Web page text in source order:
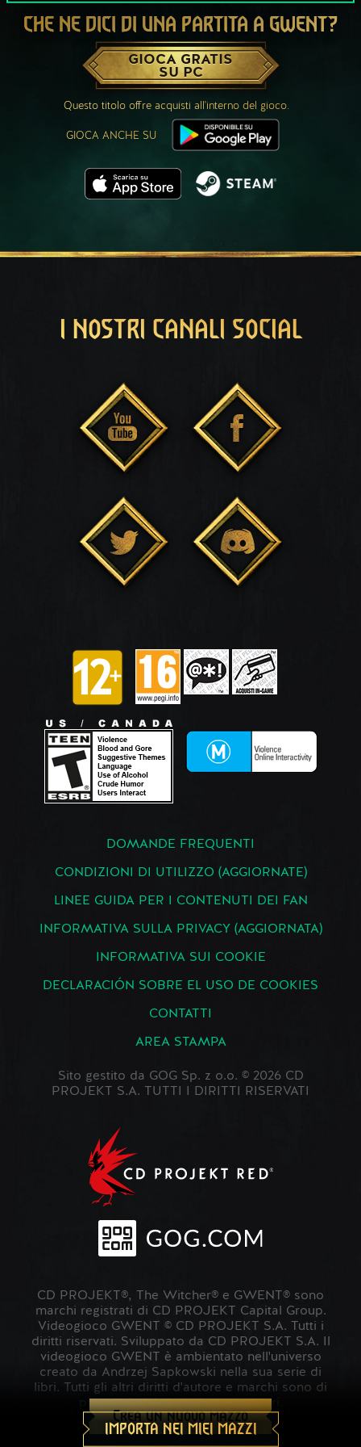
Crea un nuovo mazzo
IMPORTA NEI MIEI MAZZI
CHE NE DICI DI UNA PARTITA A GWENT?
GIOCA GRATIS
SU PC
Questo titolo offre acquisti all'interno del gioco.
GIOCA ANCHE SU
I NOSTRI CANALI SOCIAL
DOMANDE FREQUENTI
CONDIZIONI DI UTILIZZO (AGGIORNATE)
LINEE GUIDA PER I CONTENUTI DEI FAN
INFORMATIVA SULLA PRIVACY (AGGIORNATA)
INFORMATIVA SUI COOKIE
DECLARACIÓN SOBRE EL USO DE COOKIES
CONTATTI
AREA STAMPA
Sito gestito da GOG Sp. z o.o. © 2026 CD
PROJEKT S.A. TUTTI I DIRITTI RISERVATI
CD PROJEKT®, The Witcher® e GWENT® sono
marchi registrati di CD PROJEKT Capital Group.
Videogioco GWENT © CD PROJEKT S.A. Tutti i
diritti riservati. Sviluppato da CD PROJEKT S.A. Il
videogioco GWENT è ambientato nell'universo
creato da Andrzej Sapkowski nella sua serie di
libri. Tutti gli altri diritti d'autore e marchi sono di
proprietà dei rispettivi proprietari.